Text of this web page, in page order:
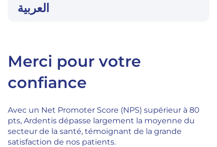
العربية
Merci pour votre
confiance
Avec un Net Promoter Score (NPS) supérieur à 80
pts, Ardentis dépasse largement la moyenne du
secteur de la santé, témoignant de la grande
satisfaction de nos patients.